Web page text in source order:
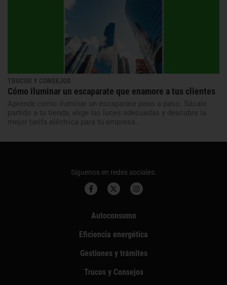
TRUCOS Y CONSEJOS
Cómo iluminar un escaparate que enamore a tus clientes
Aprende cómo iluminar un escaparate paso a paso. Sácale
partido a tu tienda, elige las luces adecuadas y descubre la
mejor tarifa eléctrica para tu empresa.
Síguenos en redes sociales:
Autoconsumo
Eficiencia energética
Gestiones y trámites
Trucos y Consejos